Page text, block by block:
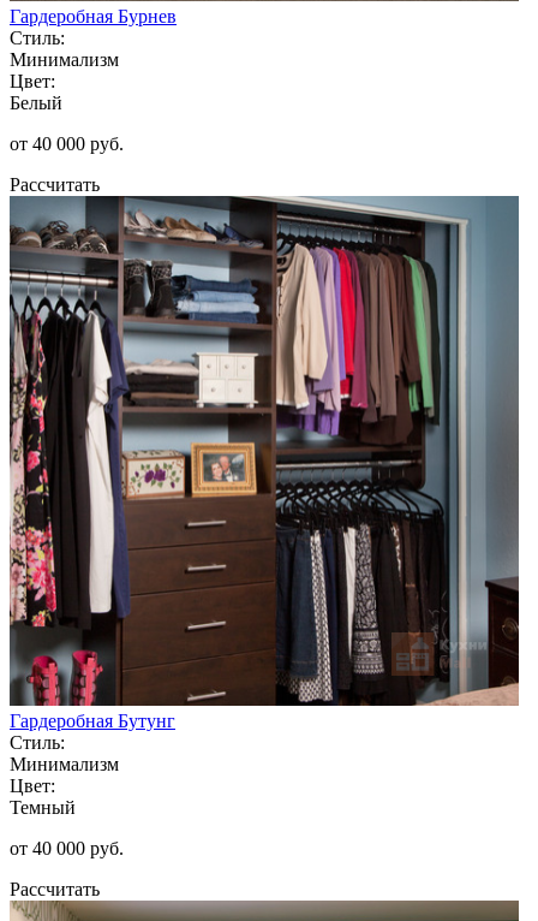
Гардеробная Бурнев
Стиль:
Минимализм
Цвет:
Белый
от 40 000 руб.
Рассчитать
Гардеробная Бутунг
Стиль:
Минимализм
Цвет:
Темный
от 40 000 руб.
Рассчитать